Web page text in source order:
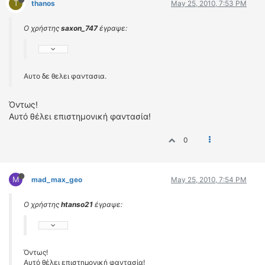
T thanos May 25, 2010, 7:53 PM
Ο χρήστης saxon_747έγραψε:
Αυτο δε θελει φαντασια.
Όντως!
Αυτό θέλει επιστημονική φαντασία!
0
M mad_max_geo May 25, 2010, 7:54 PM
Ο χρήστης htanso21 έγραψε:
Όντως!
Αυτό θέλει επιστημονική φαντασία!